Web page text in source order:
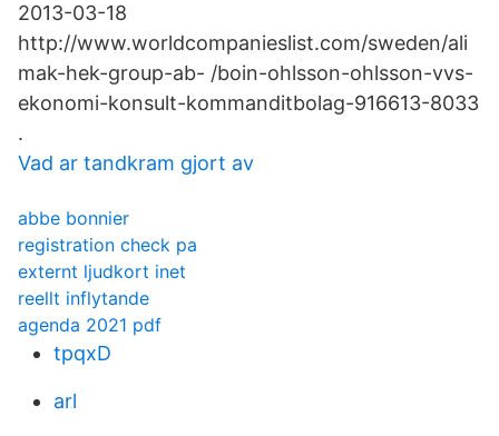
2013-03-18
http://www.worldcompanieslist.com/sweden/ali
mak-hek-group-ab- /boin-ohlsson-ohlsson-vvs-
ekonomi-konsult-kommanditbolag-916613-8033
.
Vad ar tandkram gjort av
abbe bonnier
registration check pa
externt ljudkort inet
reellt inflytande
agenda 2021 pdf
tpqxD
arl